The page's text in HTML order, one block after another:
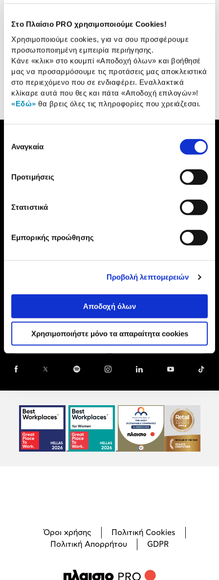
Στο Πλαίσιο PRO χρησιμοποιούμε Cookies!
Χρησιμοποιούμε cookies, για να σου προσφέρουμε
προσωποποιημένη εμπειρία περιήγησης.
Κάνε «κλικ» στο κουμπί «Αποδοχή όλων» και βοήθησέ
μας να προσαρμόσουμε τις προτάσεις μας αποκλειστικά
στο περιεχόμενο που σε ενδιαφέρει. Εναλλακτικά
κλίκαρε αυτά που θες και πάτα «Αποδοχή επιλογών»!
«Εδώ» θα βρεις όλες τις πληροφορίες που χρειάζεσαι.
συγκατάθεσης
Αναγκαία
Προτιμήσεις
Στατιστικά
Εμπορικής προώθησης
Προβολή λεπτομερειών
Αποδοχή όλων
Χρησιμοποιήστε μόνο τα απαραίτητα cookies
των προμηθειών σου
για να καλύπτεις κάθε σου ανάγκη
Δημιουργία λογαριασμού
Η ΕΤΑΙΡΕΙΑ
ONLINE ΑΓΟΡΕΣ
Face
Όροι χρήσης
Πολιτική Cookies
Πολιτική Απορρήτου
GDPR